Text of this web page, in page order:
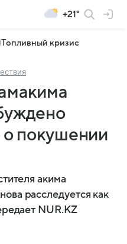
+21°
Топливный кризис
о покушении
акима
расследуется как
NUR.KZ